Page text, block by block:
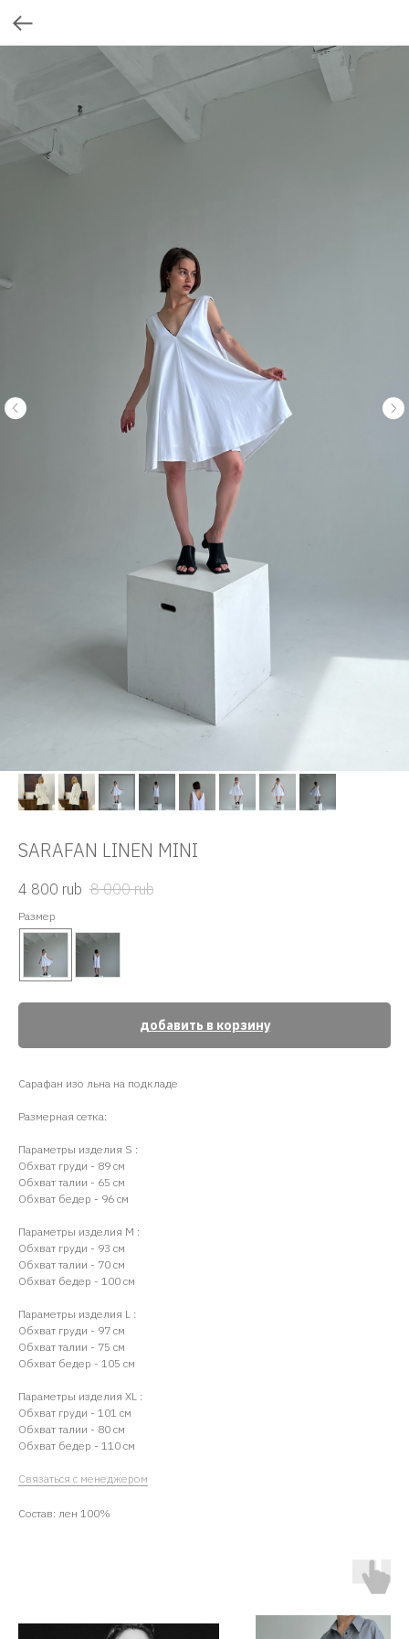
SARAFAN LINEN MINI
4 800 rub 8 000 rub
Размер
добавить в корзину
Сарафан изо льна на подкладе
Размерная сетка:
Параметры изделия S :
Обхват груди - 89 см
Обхват талии - 65 см
Обхват бедер - 96 см
Параметры изделия М :
Обхват груди - 93 см
Обхват талии - 70 см
Обхват бедер - 100 см
Параметры изделия L :
Обхват груди - 97 см
Обхват талии - 75 см
Обхват бедер - 105 см
Параметры изделия ХL :
Обхват груди - 101 см
Обхват талии - 80 см
Обхват бедер - 110 см
Связаться с менеджером
Состав: лен 100%